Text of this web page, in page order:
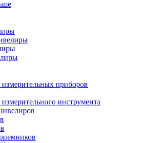
приборов
инструмента